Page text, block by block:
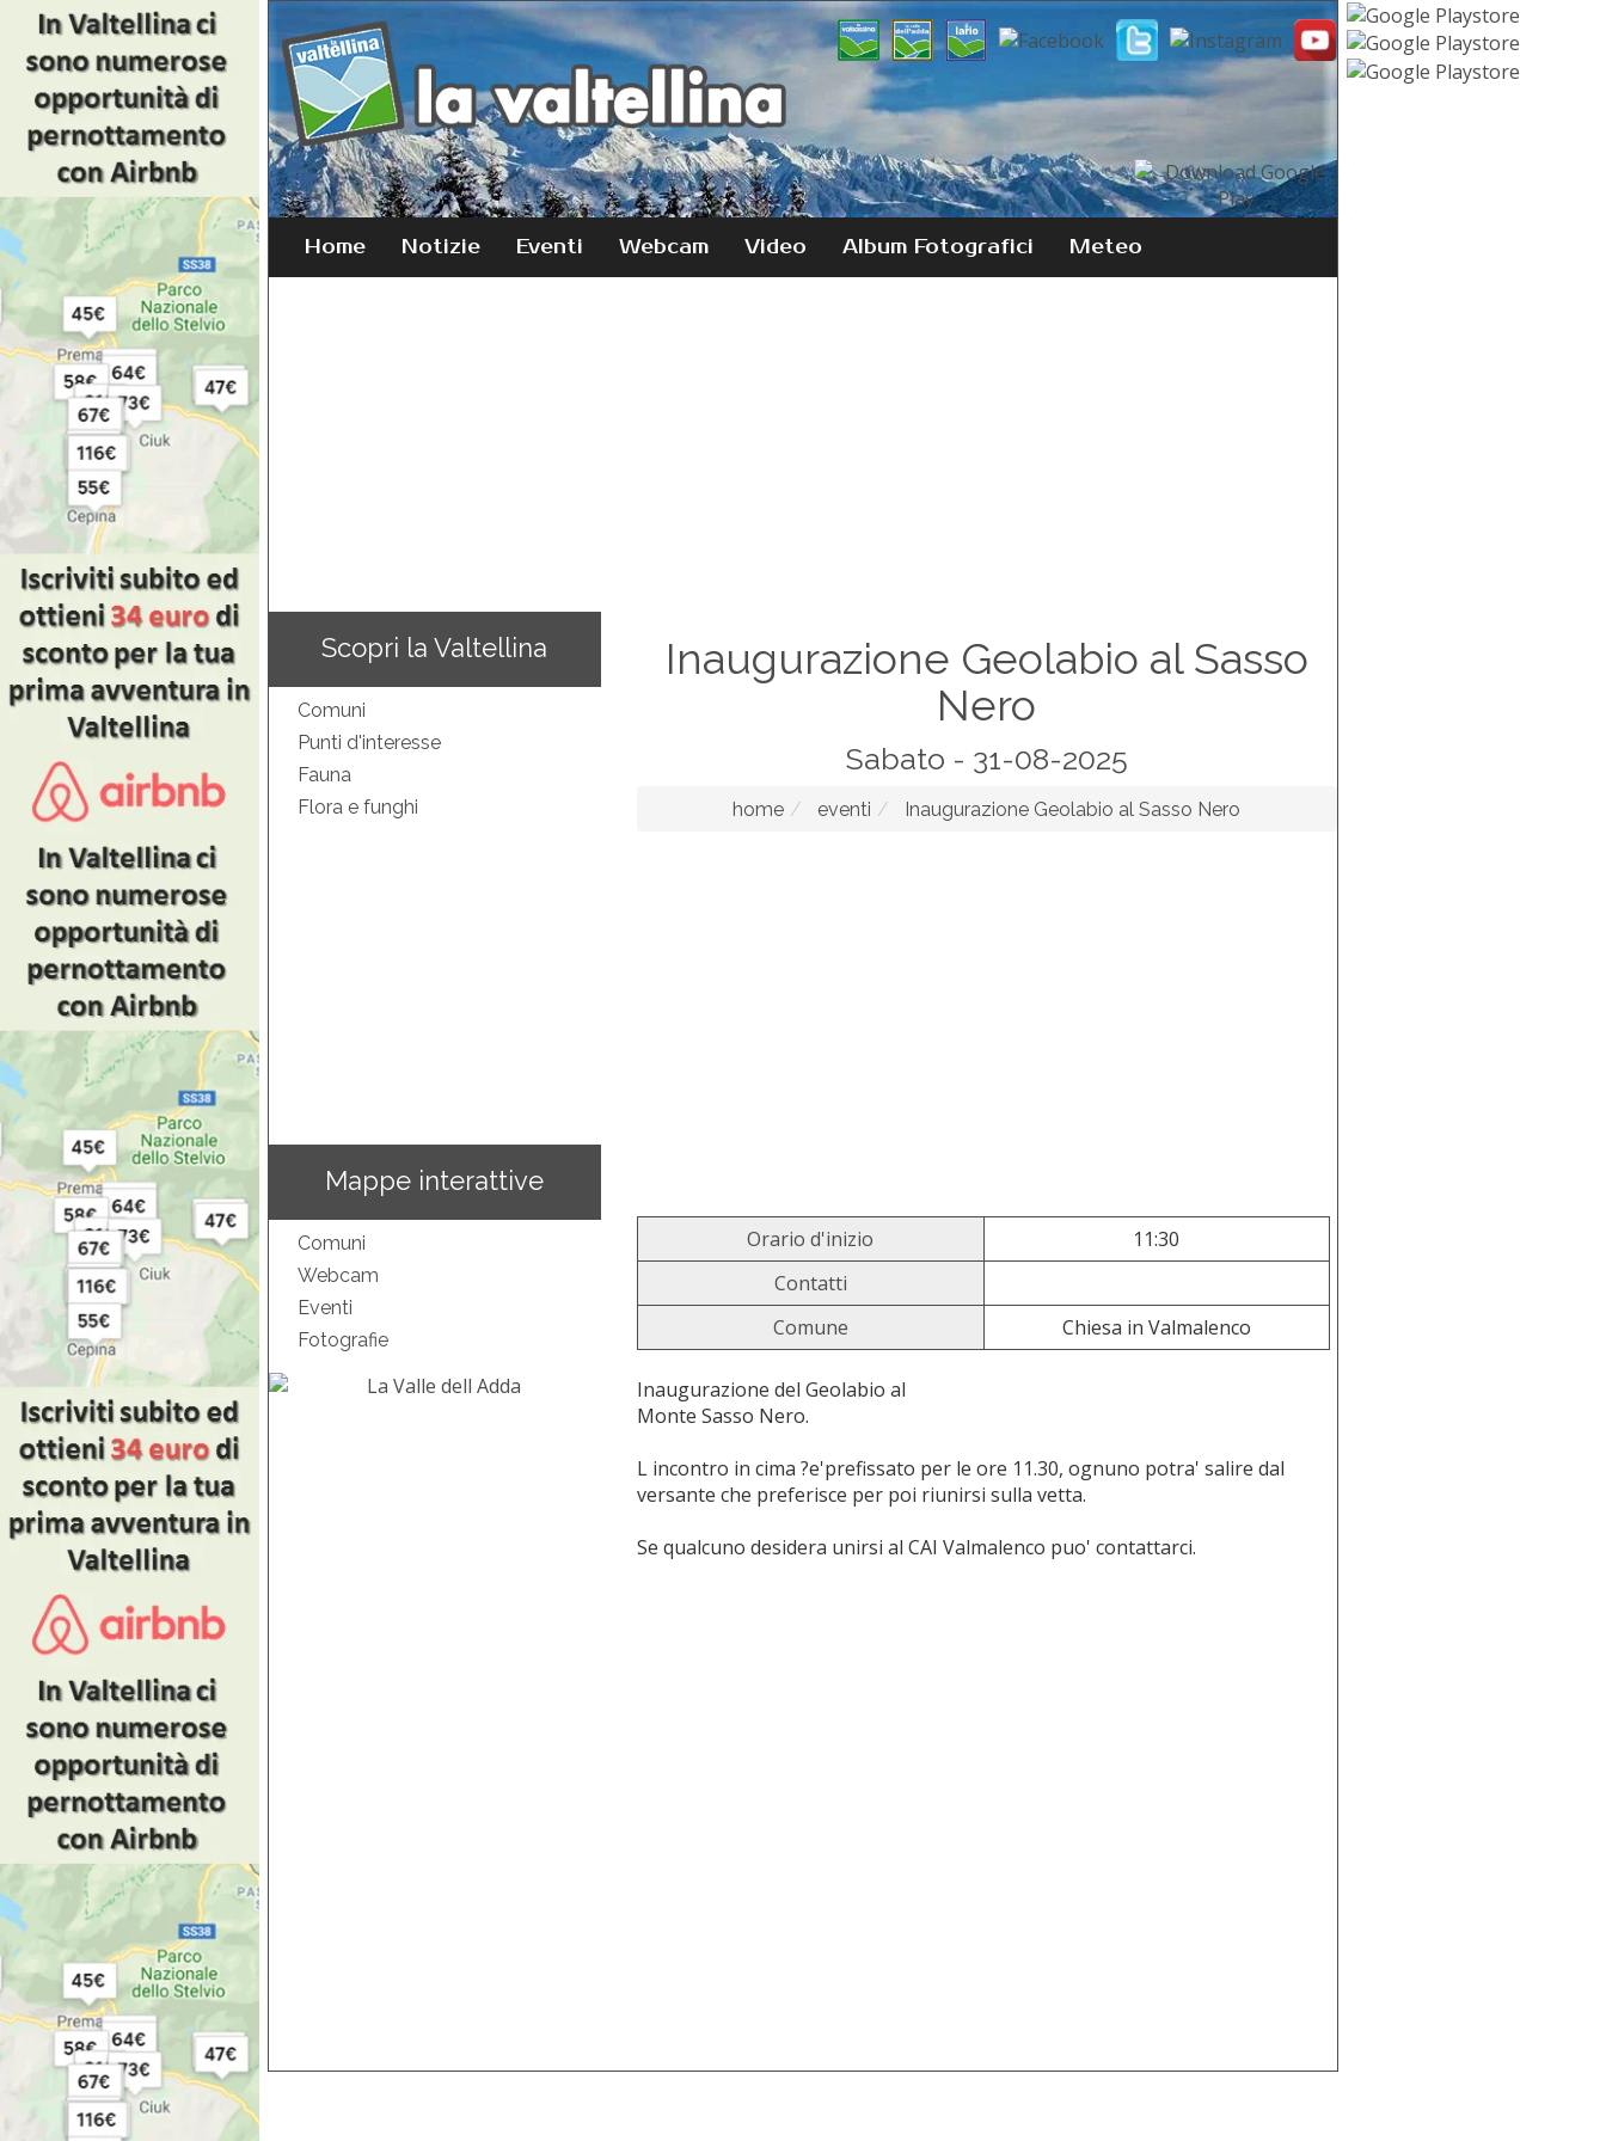
Home Notizie Eventi Webcam Video Album Fotografici Meteo
Scopri la Valtellina
Comuni
Punti d'interesse
Fauna
Flora e funghi
Mappe interattive
Comuni
Webcam
Eventi
Fotografie
Inaugurazione Geolabio al Sasso
Nero
Sabato - 31-08-2025
home eventi Inaugurazione Geolabio al Sasso Nero
Orario d'inizio
11:30
Contatti
Comune
Chiesa in Valmalenco
Inaugurazione del Geolabio al
Monte Sasso Nero.
L incontro in cima ?e'prefissato per le ore 11.30, ognuno potra' salire dal
versante che preferisce per poi riunirsi sulla vetta.
Se qualcuno desidera unirsi al CAI Valmalenco puo' contattarci.